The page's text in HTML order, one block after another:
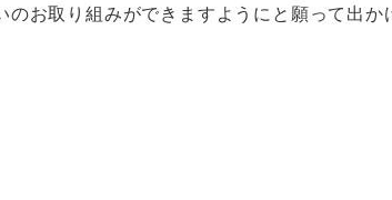
のお取り組みができますようにと願って出か